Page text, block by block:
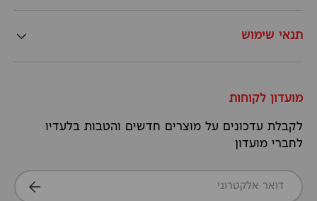
תנאי שימוש
מועדון לקוחות
לקבלת עדכונים על מוצרים חדשים והטבות בלעדיו
לחברי מועדון
דואר אלקטרוני
הרשמה